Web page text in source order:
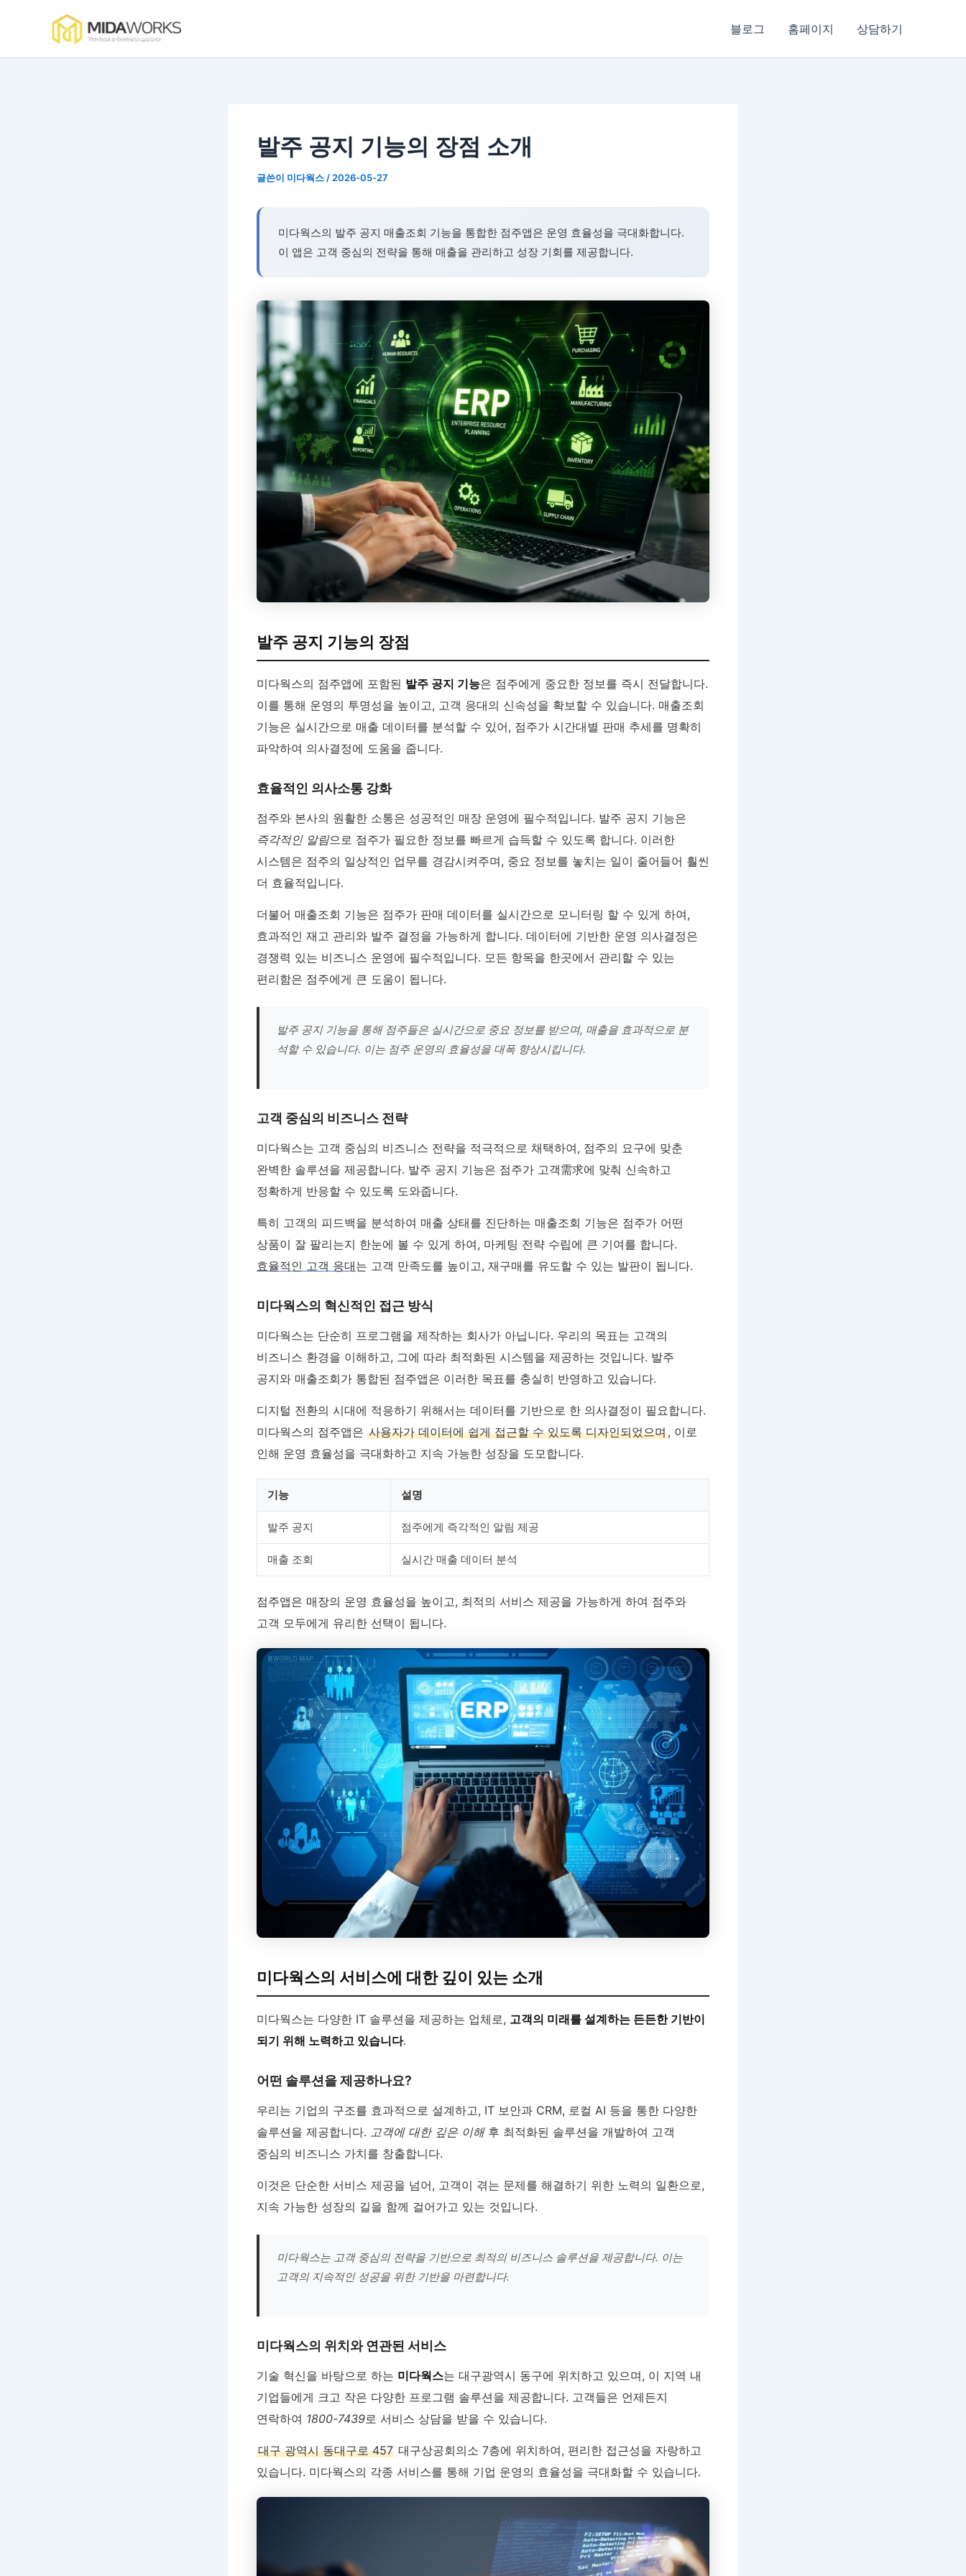
블로그 홈페이지 상담하기
발주 공지 기능의 장점 소개
글쓴이 미다웍스 / 2026-05-27
미다웍스의 발주 공지 매출조회 기능을 통합한 점주앱은 운영 효율성을 극대화합니다.
이 앱은 고객 중심의 전략을 통해 매출을 관리하고 성장 기회를 제공합니다.
발주 공지 기능의 장점
미다웍스의 점주앱에 포함된 발주 공지 기능은 점주에게 중요한 정보를 즉시 전달합니다.
이를 통해 운영의 투명성을 높이고, 고객 응대의 신속성을 확보할 수 있습니다. 매출조회
기능은 실시간으로 매출 데이터를 분석할 수 있어, 점주가 시간대별 판매 추세를 명확히
파악하여 의사결정에 도움을 줍니다.
효율적인 의사소통 강화
점주와 본사의 원활한 소통은 성공적인 매장 운영에 필수적입니다. 발주 공지 기능은
즉각적인 알림으로 점주가 필요한 정보를 빠르게 습득할 수 있도록 합니다. 이러한
시스템은 점주의 일상적인 업무를 경감시켜주며, 중요 정보를 놓치는 일이 줄어들어 훨씬
더 효율적입니다.
더불어 매출조회 기능은 점주가 판매 데이터를 실시간으로 모니터링 할 수 있게 하여,
효과적인 재고 관리와 발주 결정을 가능하게 합니다. 데이터에 기반한 운영 의사결정은
경쟁력 있는 비즈니스 운영에 필수적입니다. 모든 항목을 한곳에서 관리할 수 있는
편리함은 점주에게 큰 도움이 됩니다.
발주 공지 기능을 통해 점주들은 실시간으로 중요 정보를 받으며, 매출을 효과적으로 분
석할 수 있습니다. 이는 점주 운영의 효율성을 대폭 향상시킵니다.
고객 중심의 비즈니스 전략
미다웍스는 고객 중심의 비즈니스 전략을 적극적으로 채택하여, 점주의 요구에 맞춘
완벽한 솔루션을 제공합니다. 발주 공지 기능은 점주가 고객需求에 맞춰 신속하고
정확하게 반응할 수 있도록 도와줍니다.
특히 고객의 피드백을 분석하여 매출 상태를 진단하는 매출조회 기능은 점주가 어떤
상품이 잘 팔리는지 한눈에 볼 수 있게 하여, 마케팅 전략 수립에 큰 기여를 합니다.
효율적인 고객 응대는 고객 만족도를 높이고, 재구매를 유도할 수 있는 발판이 됩니다.
미다웍스의 혁신적인 접근 방식
미다웍스는 단순히 프로그램을 제작하는 회사가 아닙니다. 우리의 목표는 고객의
비즈니스 환경을 이해하고, 그에 따라 최적화된 시스템을 제공하는 것입니다. 발주
공지와 매출조회가 통합된 점주앱은 이러한 목표를 충실히 반영하고 있습니다.
디지털 전환의 시대에 적응하기 위해서는 데이터를 기반으로 한 의사결정이 필요합니다.
미다웍스의 점주앱은 사용자가 데이터에 쉽게 접근할 수 있도록 디자인되었으며, 이로
인해 운영 효율성을 극대화하고 지속 가능한 성장을 도모합니다.
기능 설명
발주 공지 점주에게 즉각적인 알림 제공
매출 조회 실시간 매출 데이터 분석
점주앱은 매장의 운영 효율성을 높이고, 최적의 서비스 제공을 가능하게 하여 점주와
고객 모두에게 유리한 선택이 됩니다.
미다웍스의 서비스에 대한 깊이 있는 소개
미다웍스는 다양한 IT 솔루션을 제공하는 업체로, 고객의 미래를 설계하는 든든한 기반이
되기 위해 노력하고 있습니다.
어떤 솔루션을 제공하나요?
우리는 기업의 구조를 효과적으로 설계하고, IT 보안과 CRM, 로컬 AI 등을 통한 다양한
솔루션을 제공합니다. 고객에 대한 깊은 이해후 최적화된 솔루션을 개발하여 고객
중심의 비즈니스 가치를 창출합니다.
이것은 단순한 서비스 제공을 넘어, 고객이 겪는 문제를 해결하기 위한 노력의 일환으로,
지속 가능한 성장의 길을 함께 걸어가고 있는 것입니다.
미다웍스는 고객 중심의 전략을 기반으로 최적의 비즈니스 솔루션을 제공합니다. 이는
고객의 지속적인 성공을 위한 기반을 마련합니다.
미다웍스의 위치와 연관된 서비스
기술 혁신을 바탕으로 하는 미다웍스는 대구광역시 동구에 위치하고 있으며, 이 지역 내
기업들에게 크고 작은 다양한 프로그램 솔루션을 제공합니다. 고객들은 언제든지
연락하여 1800-7439로 서비스 상담을 받을 수 있습니다.
대구 광역시 동대구로 457 대구상공회의소 7층에 위치하여, 편리한 접근성을 자랑하고
있습니다. 미다웍스의 각종 서비스를 통해 기업 운영의 효율성을 극대화할 수 있습니다.